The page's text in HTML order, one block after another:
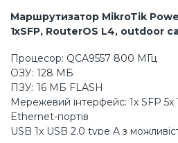
Маршрутизатор MikroTik
1xSFP, RouterOS L4, outdoor
Процесор: QCA9557 800 МГц
ОЗУ: 128 МБ
ПЗУ: 16 МБ FLASH
Мережевий інтерфейс: 1х SFP
Ethernet-портів
USB 1x USB 2.0 type A з